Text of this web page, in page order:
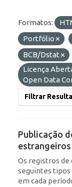
Formatos:
Portfólio
BCB/Dstat
Licença
Open Data
Filtrar
Publicação
estrangeiros
Os registros
seguintes tipos
em cada